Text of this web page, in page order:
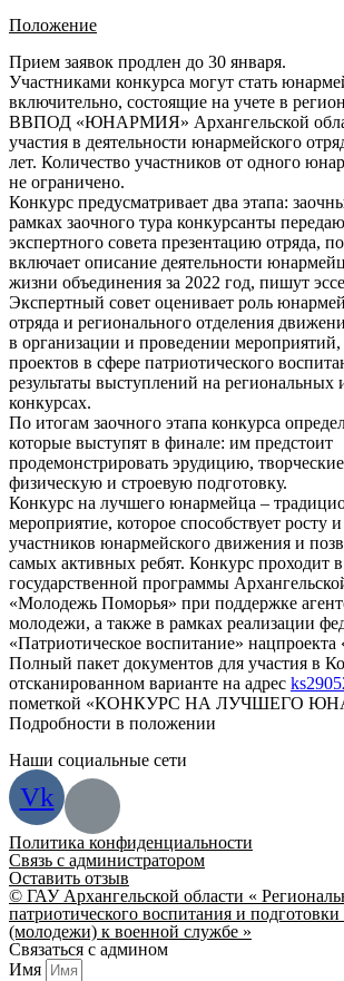
Положение
Прием заявок продлен до 30 января.
Участниками конкурса могут стать
включительно, состоящие на учете в
ВВПОД «ЮНАРМИЯ» Архангельской
участия в деятельности юнармейского
лет. Количество участников от одного
не ограничено.
Конкурс предусматривает два этапа:
рамках заочного тура конкурсанты
экспертного совета презентацию отряда,
включает описание деятельности
жизни объединения за 2022 год, пишут
Экспертный совет оценивает роль
отряда и регионального отделения
в организации и проведении мероприятий,
проектов в сфере патриотического
результаты выступлений на региональных
конкурсах.
По итогам заочного этапа конкурса
которые выступят в финале: им предстоит
продемонстрировать эрудицию,
физическую и строевую подготовку.
Конкурс на лучшего юнармейца –
мероприятие, которое способствует росту
участников юнармейского движения и
самых активных ребят. Конкурс проходит
государственной программы
«Молодежь Поморья» при поддержке
молодежи, а также в рамках реализации
«Патриотическое воспитание» нацпроекта
Полный пакет документов для участия в
отсканированном варианте на адрес
пометкой «КОНКУРС НА ЛУЧШЕГО
Подробности в положении
Наши социальные сети
Vk
Политика конфиденциальности
Связь с администратором
Оставить отзыв
© ГАУ Архангельской области «
патриотического воспитания и
(молодежи) к военной службе »
Связаться с админом
Имя